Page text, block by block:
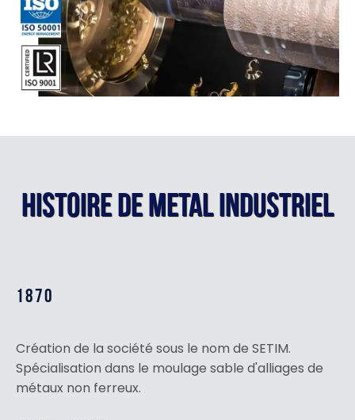
Histoire de METAL INDUSTRIEL
1870
Création de la société sous le nom de SETIM.
Spécialisation dans le moulage sable d'alliages de
métaux non ferreux.